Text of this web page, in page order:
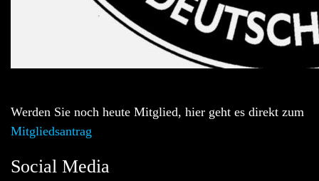
Werden Sie noch heute Mitglied, hier geht es direkt zum
Mitgliedsantrag
Social Media